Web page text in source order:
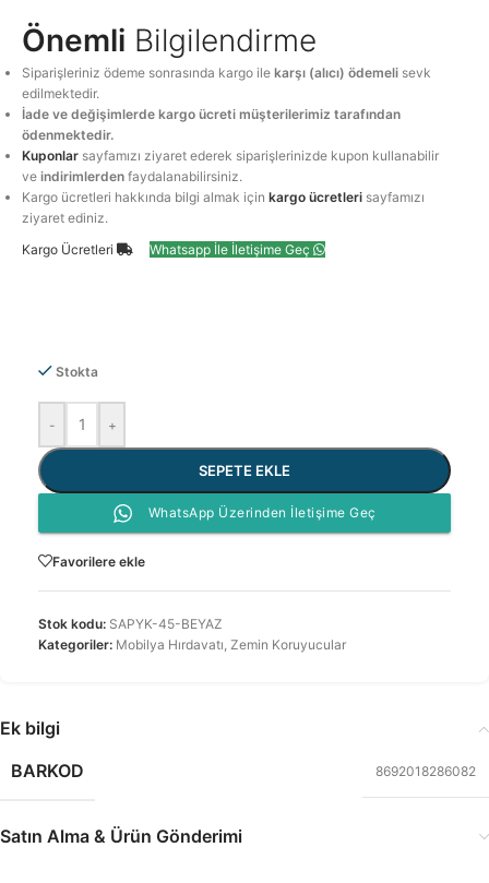
Önemli Bilgilendirme
Siparişleriniz ödeme sonrasında kargo ilekarşı (alıcı) ödemeli sevk
edilmektedir.
İade ve değişimlerde kargo ücreti müşterilerimiz tarafından
ödenmektedir.
Kuponlar sayfamızı ziyaret ederek siparişlerinizde kupon kullanabilir
veindirimlerden faydalanabilirsiniz.
Kargo ücretleri hakkında bilgi almak içinkargo ücretleri sayfamızı
ziyaret ediniz.
Kargo Ücretleri
Whatsapp İle İletişime Geç
Stokta
- +
SEPETE EKLE
WhatsApp Üzerinden İletişime Geç
Favorilere ekle
Stok kodu: SAPYK-45-BEYAZ
Kategoriler: Mobilya Hırdavatı, Zemin Koruyucular
Ek bilgi
BARKOD
8692018286082
Satın Alma & Ürün Gönderimi